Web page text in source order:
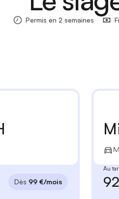
Permis en 2 semaines
Dès 99 €/mois
Au